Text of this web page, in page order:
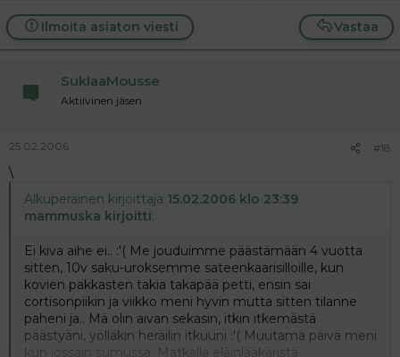
Vastaa
Ilmoita asiaton viesti
SuklaaMousse
Aktiivinen jäsen
25.02.2006 #18
\
Alkuperäinen kirjoittaja 15.02.2006 klo 23:39
mammuska kirjoitti:
Ei kiva aihe ei.. :'( Me jouduimme päästämään 4 vuotta
sitten, 10v saku-uroksemme sateenkaarisilloille, kun
kovien pakkasten takia takapää petti, ensin sai
cortisonpiikin ja viikko meni hyvin mutta sitten tilanne
paheni ja.. Mä olin aivan sekasin, itkin itkemästä
päästyäni, yölläkin heräilin itkuuni :'( Muutama päivä meni
kun jossain sumussa. Matkalla eläinlääkäristä